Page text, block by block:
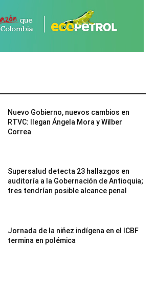
Nuevo Gobierno, nuevos cambios en
RTVC: llegan Ángela Mora y Wilber
Correa
Supersalud detecta 23 hallazgos en
auditoría a la Gobernación de Antioquia;
tres tendrían posible alcance penal
Jornada de la niñez indígena en el ICBF
termina en polémica